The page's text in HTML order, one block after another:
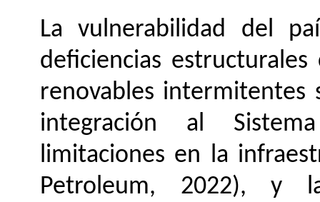
La vulnerabilidad del
deficiencias
renovables intermitentes
integración al
limitaciones en la
Petroleum, 2022), y